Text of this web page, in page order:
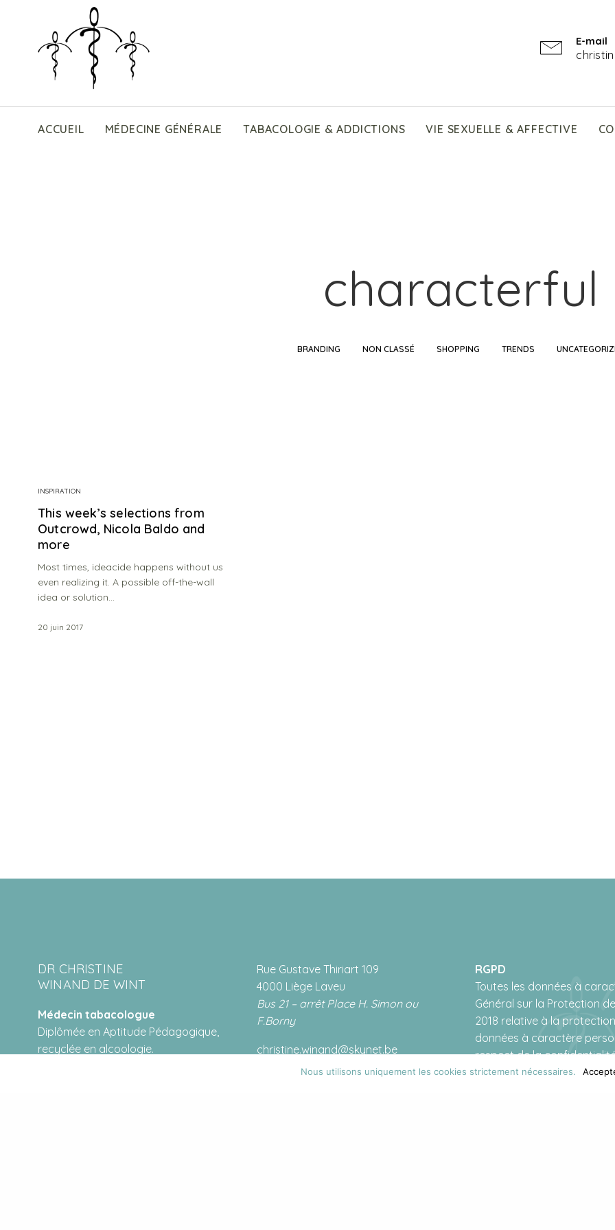
E-mail
ACCUEIL MÉDECINE GÉNÉRALE TABACOLOGIE & ADDICTIONS VIE SEXUELLE & AFFECTIVE
characterful
BRANDING NON CLASSÉ SHOPPING TRENDS
INSPIRATION
This week’s selections from
Outcrowd, Nicola Baldo and
more
Most times, ideacide happens without us
even realizing it. A possible off-the-wall
idea or solution…
20 juin 2017
DR CHRISTINE
WINAND DE WINT
Médecin tabacologue
Diplômée en Aptitude Pédagogique,
recyclée en alcoologie.
Rue Gustave Thiriart 109
4000 Liège Laveu
Bus 21 – arrêt Place H. Simon ou
F.Borny
christine.winand@skynet.be
0472 80 35 20
RGPD
Toutes les données à
Général sur la Protection
2018 relative à la
données à caractère
respect de la
Nous utilisons uniquement les cookies strictement nécessaires.